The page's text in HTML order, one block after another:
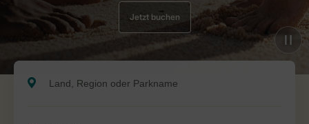
Jetzt buchen